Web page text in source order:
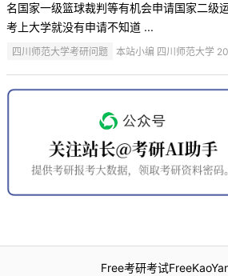
名国家一级篮球裁判等有机会申请国家二级
考上大学就没有申请不知道 ...
四川师范大学考研问题 本站小编 四川师范大学
Free考研考试